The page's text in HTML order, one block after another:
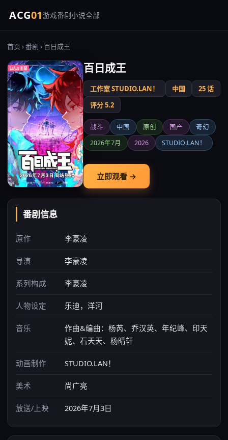
ACG01游戏番剧小说全部
首页 ›番剧 › 百日成王
百日成王
工作室 STUDIO.LAN！ 中国
25 话
评分 5.2
战斗 中国 原创 国产
奇幻
2026年7月
2026 STUDIO.LAN！
立即观看 →
番剧信息
原作 李豪凌
导演 李豪凌
系列构成 李豪凌
人物设定 乐迪，洋河
音乐
作曲&编曲：杨芮、乔汉英、年纪峰、印天
妮、石天天、杨晴轩
动画制作 STUDIO.LAN！
美术 尚广亮
放送/上映 2026年7月3日